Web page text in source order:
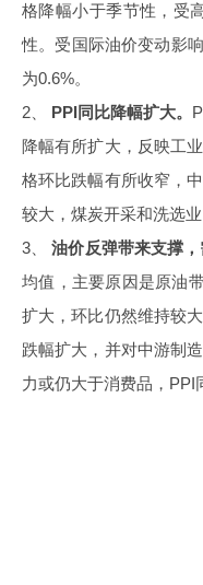
格降幅小于季节性，受
性。受国际油价变动影
为0.6%。
2、 PPI同比降幅扩大。
降幅有所扩大，反映工
格环比跌幅有所收窄，
较大，煤炭开采和洗选
3、油价反弹带来支撑
均值，主要原因是原油
扩大，环比仍然维持较
跌幅扩大，并对中游制
力或仍大于消费品，